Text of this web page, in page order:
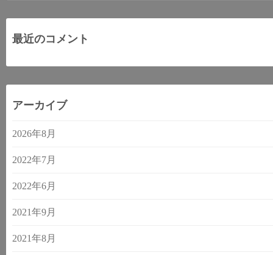
最近のコメント
アーカイブ
2026年8月
2022年7月
2022年6月
2021年9月
2021年8月